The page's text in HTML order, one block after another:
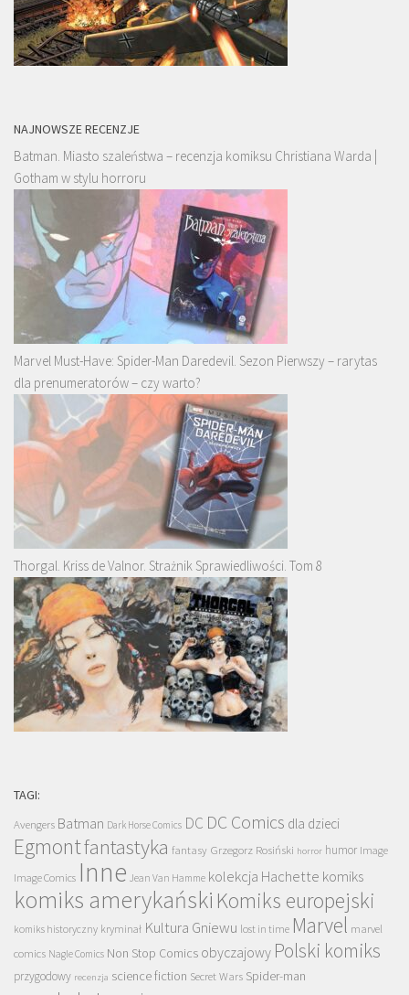
NAJNOWSZE RECENZJE
Batman. Miasto szaleństwa – recenzja komiksu Christiana Warda |
Gotham w stylu horroru
Marvel Must-Have: Spider-Man Daredevil. Sezon Pierwszy – rarytas
dla prenumeratorów – czy warto?
Thorgal. Kriss de Valnor. Strażnik Sprawiedliwości. Tom 8
TAGI:
Avengers Batman Dark Horse Comics DC DC Comics dla dzieci
Egmontfantastyka fantasy Grzegorz Rosiński horror humor Image
Image Comics Inne Jean Van Hamme kolekcja Hachette komiks
komiks amerykański Komiks europejski
komiks historyczny kryminał Kultura Gniewu lost in time Marvel marvel
comics Nagle Comics Non Stop Comics obyczajowy Polski komiks
przygodowy recenzja science fiction Secret Wars Spider-man